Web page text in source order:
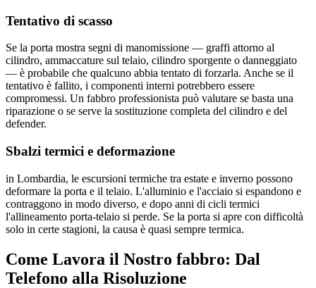
Tentativo di scasso
Se la porta mostra segni di manomissione — graffi attorno al
cilindro, ammaccature sul telaio, cilindro sporgente o danneggiato
— è probabile che qualcuno abbia tentato di forzarla. Anche se il
tentativo è fallito, i componenti interni potrebbero essere
compromessi. Un fabbro professionista può valutare se basta una
riparazione o se serve la sostituzione completa del cilindro e del
defender.
Sbalzi termici e deformazione
in Lombardia, le escursioni termiche tra estate e inverno possono
deformare la porta e il telaio. L'alluminio e l'acciaio si espandono e
contraggono in modo diverso, e dopo anni di cicli termici
l'allineamento porta-telaio si perde. Se la porta si apre con difficoltà
solo in certe stagioni, la causa è quasi sempre termica.
Come Lavora il Nostro fabbro: Dal
Telefono alla Risoluzione